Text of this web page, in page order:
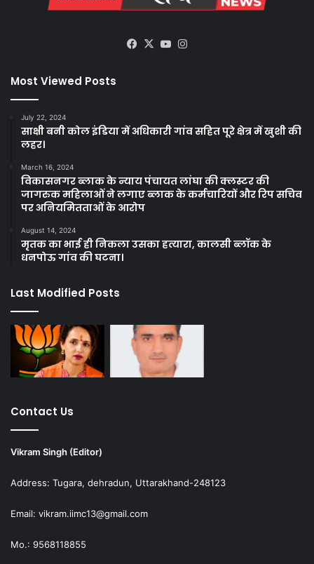
Facebook
X YouTube
Most Viewed Posts
July 22, 2024
साक्षी बनी कोल इंडिया में अधिकारी गांव सहित पूरे क्षेत्र में खुशी की
लहर।
March 16, 2024
विकासनगर ब्लाक के न्याय पंचायत लांघा की क्लस्टर की
जागरुक महिलाओं ने लगाए ब्लाक के कर्मचारियों और रिप सचिव
पर अनियमितताओं के आरोप
August 14, 2024
मृतक का भाई ही निकला उसका हत्यारा, कालसी ब्लॉक के
धनपोऊ गांव की घटना।
Last Modified Posts
Contact Us
Vikram Singh (Editor)
Address: Tugara, dehradun, Uttarakhand-248123
Email: vikram.iimc13@gmail.com
Mo.: 9568118855